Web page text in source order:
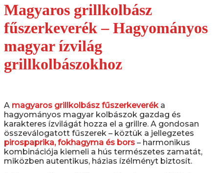
Magyaros grillkolbász
fűszerkeverék – Hagyományos
magyar ízvilág
grillkolbászokhoz
A magyaros grillkolbász fűszerkeveréka
hagyományos magyar kolbászok gazdag és
karakteres ízvilágát hozza el a grillre. A gondosan
összeválogatott fűszerek – köztük a jellegzetes
pirospaprika, fokhagyma és bors – harmonikus
kombinációja kiemeli a hús természetes zamatát,
miközben autentikus, házias ízélményt biztosít.